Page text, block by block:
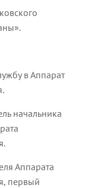
в Аппарат
начальника
Аппарата
первый